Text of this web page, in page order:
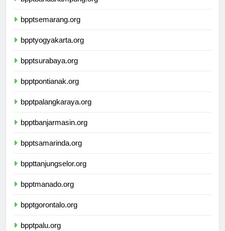
bpptsemarang.org
bpptyogyakarta.org
bpptsurabaya.org
bpptpontianak.org
bpptpalangkaraya.org
bpptbanjarmasin.org
bpptsamarinda.org
bppttanjungselor.org
bpptmanado.org
bpptgorontalo.org
bpptpalu.org